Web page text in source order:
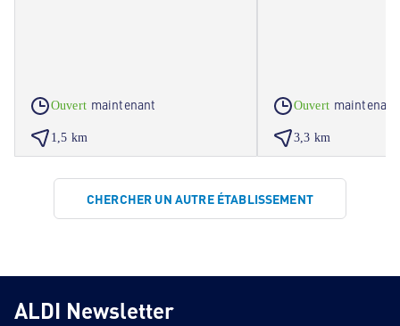
Ouvert maintenant
1,5 km
Ouvert maintenant
3,3 km
CHERCHER UN AUTRE ÉTABLISSEMENT
ALDI Newsletter